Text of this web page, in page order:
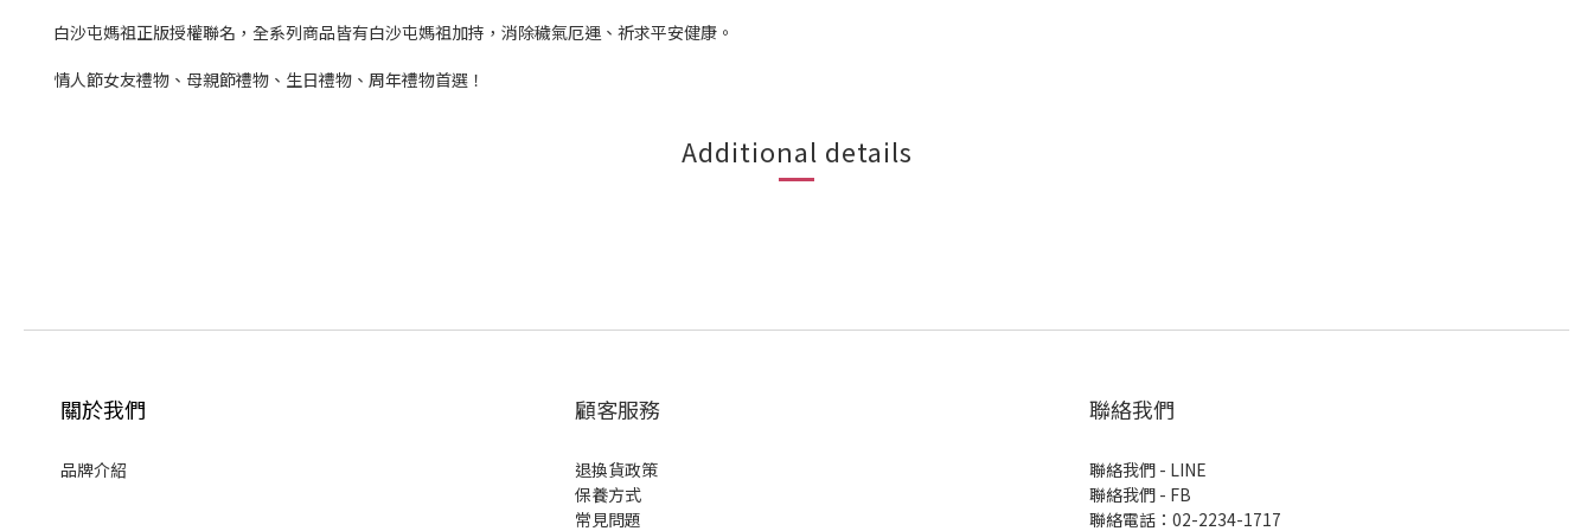
白沙屯媽祖正版授權聯名，全系列商品皆有白沙屯媽祖加持，消除穢氣厄運、祈求平安健康。
情人節女友禮物、母親節禮物、生日禮物、周年禮物首選！
Additional details
關於我們
品牌介紹
顧客服務
退換貨政策
保養方式
常見問題
聯絡我們
聯絡我們 - LINE
聯絡我們 - FB
聯絡電話：02-2234-1717